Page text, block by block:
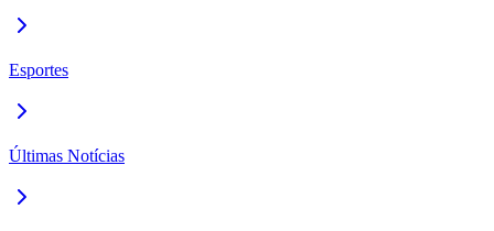
Esportes
Últimas Notícias